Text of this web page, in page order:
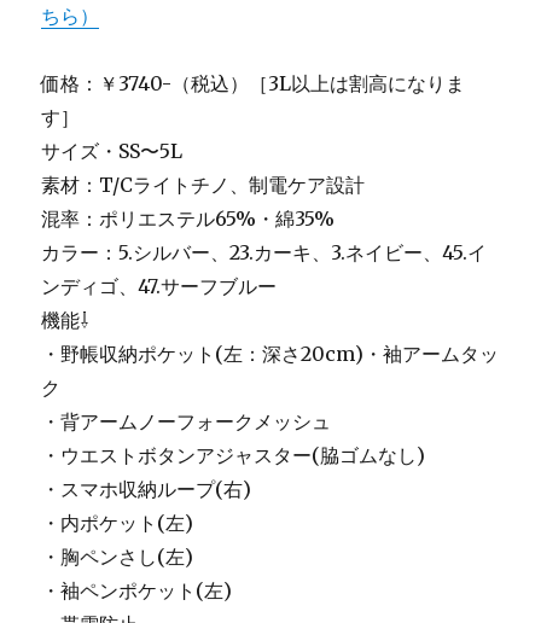
ちら）
価格：￥3740-（税込）［3L以上は割高になりま
す］
サイズ・SS〜5L
素材：T/Cライトチノ、制電ケア設計
混率：ポリエステル65%・綿35%
カラー：5.シルバー、23.カーキ、3.ネイビー、45.イ
ンディゴ、47.サーフブルー
機能⇩
・野帳収納ポケット(左：深さ20cm)・袖アームタッ
ク
・背アームノーフォークメッシュ
・ウエストボタンアジャスター(脇ゴムなし)
・スマホ収納ループ(右)
・内ポケット(左)
・胸ペンさし(左)
・袖ペンポケット(左)